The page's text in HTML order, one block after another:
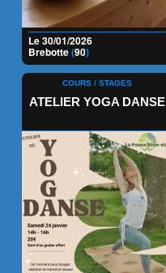
Le 30/01/2026
Brebotte(90)
COURS / STAGES
ATELIER YOGA DANSE